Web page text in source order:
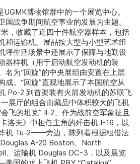
UGMK博物馆群中的一个展览中心。
国战争期间航空事业的发展为主题。
，收藏了近四十件航空器样本，包括
和运输机。展品按大型与小型艺术组
坪生活场景中还展示了保障与地勤设
器样机（用于启动航空发动机的装
名为“回旋”的中央展组由安置在上层
成。“回旋”直观地展示了本国航空从
Po-2 到首架装有火箭发动机的苏联飞
展厅的组合由藏品中体积较大的飞机
飞的坦克” Il-2、作为战前空军象征且
洛夫》中担任主角的歼击机 I-16，以
机 Tu-2——旁边，陈列着根据租借法
A-20 Boston、North
、运输机 Douglas DC-3，以及展览